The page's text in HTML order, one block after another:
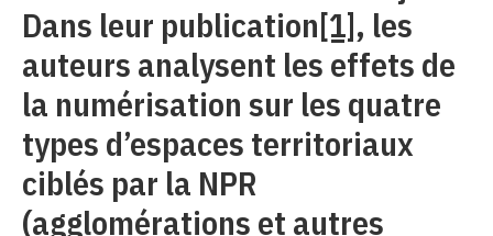
Dans leur publication[1], les
auteurs analysent les effets de
la numérisation sur les quatre
types d’espaces territoriaux
ciblés par la NPR
(agglomérations et autres